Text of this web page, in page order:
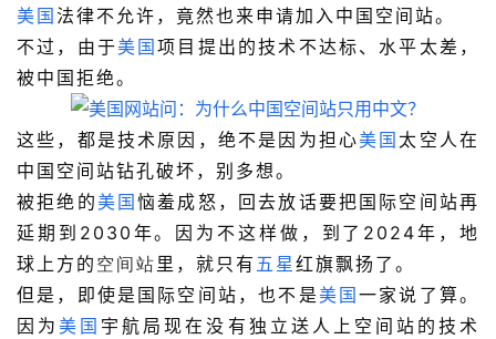
美国 法律不允许，竟然也来申请加入中国空间站。
不过，由于美国项目提出的技术不达标、水平太差，
被中国拒绝。
这些，都是技术原因，绝不是因为担心美国 太空人在
中国空间站钻孔破坏，别多想。
被拒绝的美国恼羞成怒，回去放话要把国际空间站再
延期到2030年。因为不这样做，到了2024年，地
球上方的 空间站 里，就只有 五星 红旗飘扬了。
但是，即使是国际空间站，也不是美国一家说了算。
因为美国 宇航局现在没有独立送人上空间站的技术